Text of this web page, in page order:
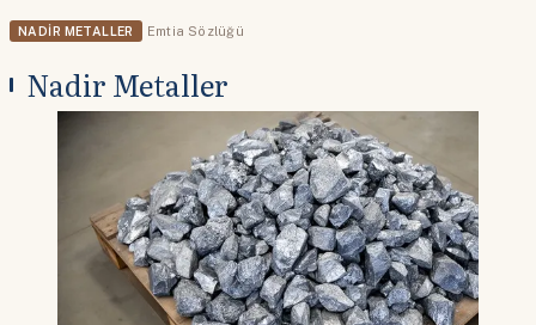
NADIR METALLER Emtia Sözlüğü
Nadir Metaller